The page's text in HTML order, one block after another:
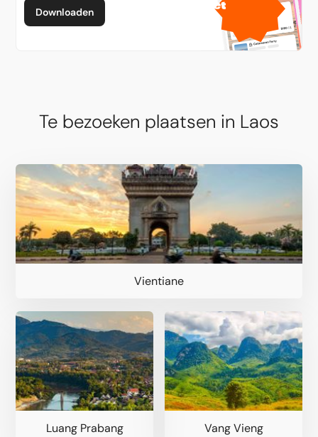
Downloaden
Te bezoeken plaatsen in Laos
Vientiane
Luang Prabang Vang Vieng